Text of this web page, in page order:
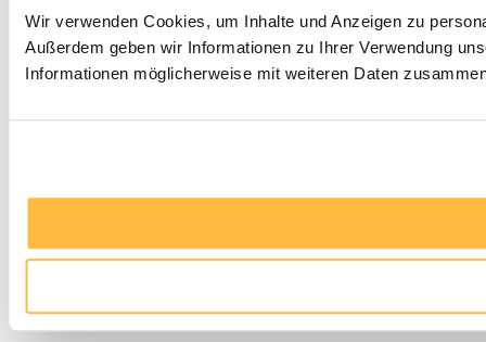
Wir verwenden Cookies, um Inhalte und Anzeigen zu
Außerdem geben wir Informationen zu Ihrer Verwendung
Informationen möglicherweise mit weiteren Daten